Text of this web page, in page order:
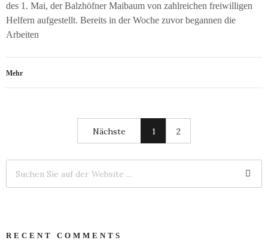
des 1. Mai, der Balzhöfner Maibaum von zahlreichen freiwilligen
Helfern aufgestellt. Bereits in der Woche zuvor begannen die
Arbeiten
Mehr
Nächste 1 2
RECENT COMMENTS